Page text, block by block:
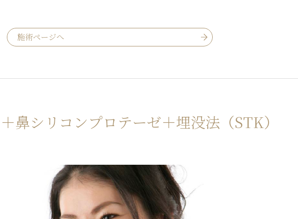
施術ページへ
鼻シリコンプロテーゼ＋埋没法（STK）